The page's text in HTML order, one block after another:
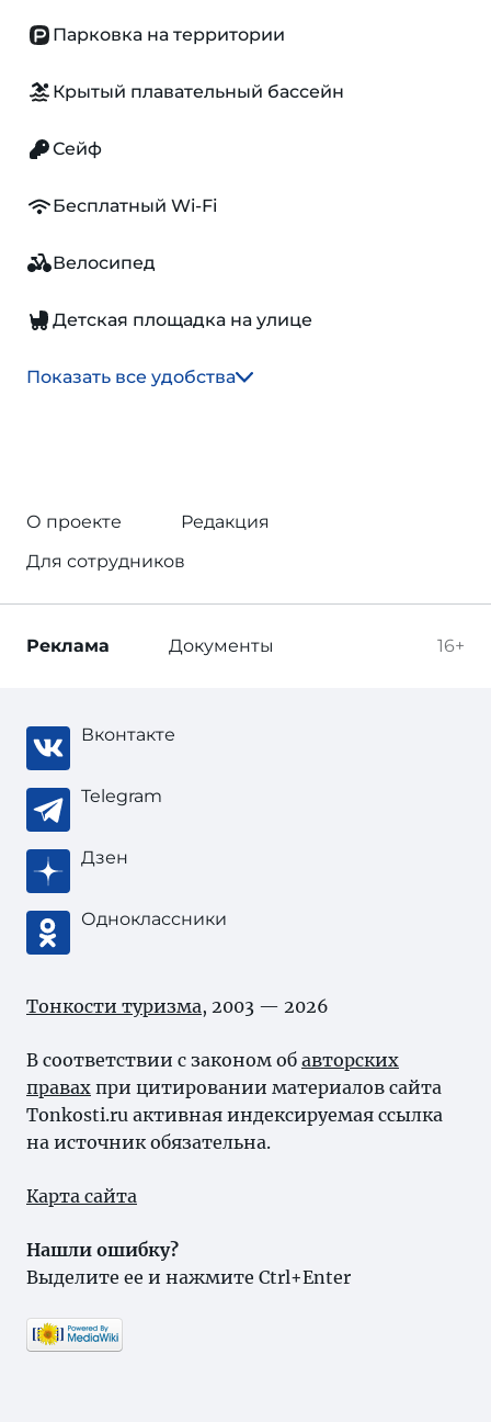
Парковка на территории
Крытый плавательный бассейн
Сейф
Бесплатный Wi-Fi
Велосипед
Детская площадка на улице
Показать все удобства
О проекте
Редакция
Для сотрудников
16+
Реклама Документы
Вконтакте
Telegram
Дзен
Одноклассники
Тонкости туризма, 2003 — 2026
В соответствии с законом об авторских
правах при цитировании материалов сайта
Tonkosti.ru активная индексируемая ссылка
на источник обязательна.
Карта сайта
Нашли ошибку?
Выделите ее и нажмите Ctrl+Enter